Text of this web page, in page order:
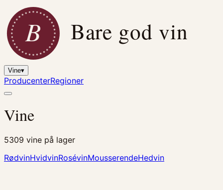
B Bare god vin
Vine▾
ProducenterRegioner
Vine
5309 vine på lager
RødvinHvidvinRosévinMousserendeHedvin